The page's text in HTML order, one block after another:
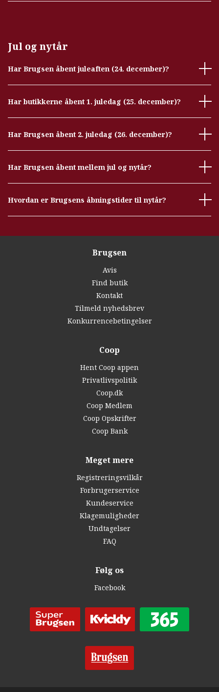
Jul og nytår
Har Brugsen åbent juleaften (24. december)?
Har butikkerne åbent 1. juledag (25. december)?
Har Brugsen åbent 2. juledag (26. december)?
Har Brugsen åbent mellem jul og nytår?
Hvordan er Brugsens åbningstider til nytår?
Brugsen
Avis
Find butik
Kontakt
Tilmeld nyhedsbrev
Konkurrencebetingelser
Coop
Hent Coop appen
Privatlivspolitik
Coop.dk
Coop Medlem
Coop Opskrifter
Coop Bank
Meget mere
Registreringsvilkår
Forbrugerservice
Kundeservice
Klagemuligheder
Undtagelser
FAQ
Følg os
Facebook